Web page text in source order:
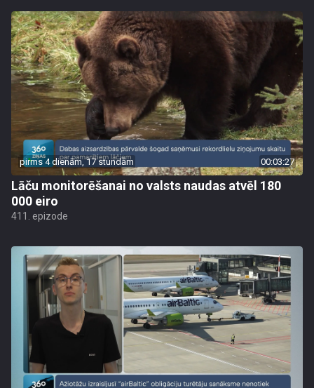
pirms 4 dienām, 17 stundām 00:03:27
Lāču monitorēšanai no valsts naudas atvēl 180
000 eiro
411. epizode